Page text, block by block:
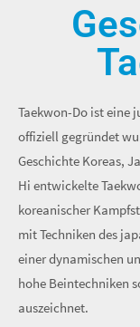
Taekwon-Do ist eine
offiziell gegründet
Geschichte Koreas,
Hi entwickelte
koreanischer
mit Techniken des
einer dynamischen
hohe Beintechniken
auszeichnet.